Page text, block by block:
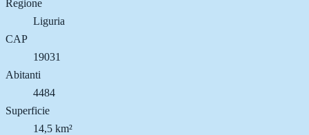
Regione
Liguria
CAP
19031
Abitanti
4484
Superficie
14,5 km²